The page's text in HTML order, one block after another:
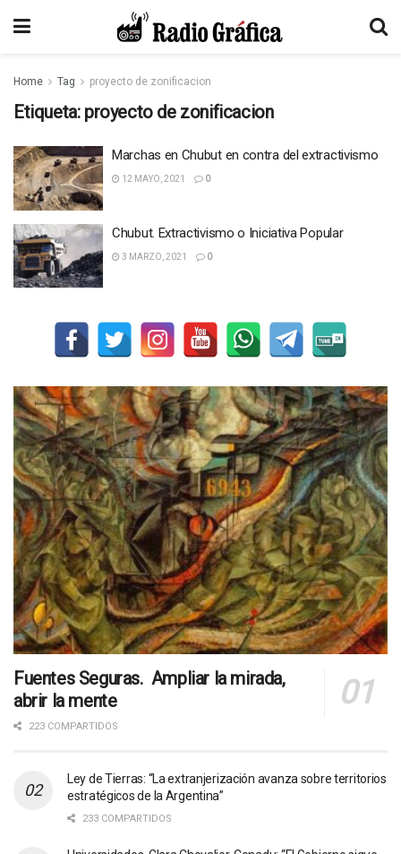
Home Tag proyecto de zonificacion
Etiqueta: proyecto de zonificacion
Marchas en Chubut en contra del extractivismo
12 MAYO, 2021 0
Chubut. Extractivismo o Iniciativa Popular
3 MARZO, 2021 0
Fuentes Seguras. Ampliar la mirada,
abrir la mente
223 COMPARTIDOS
Ley de Tierras: “La extranjerización avanza sobre territorios
estratégicos de la Argentina”
233 COMPARTIDOS